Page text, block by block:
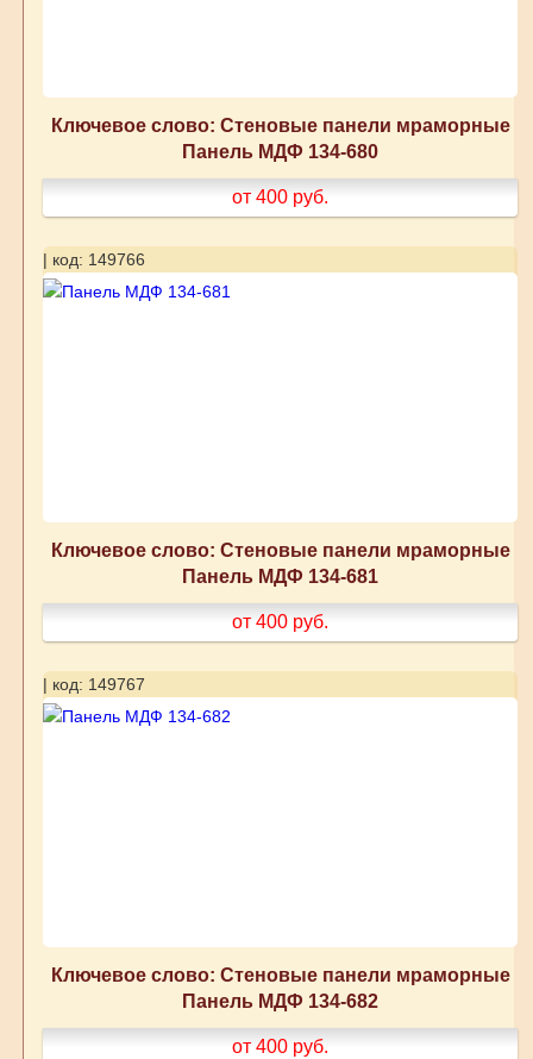
Ключевое слово: Стеновые панели мраморные
Панель МДФ 134-680
от 400 руб.
| код: 149766
Ключевое слово: Стеновые панели мраморные
Панель МДФ 134-681
от 400 руб.
| код: 149767
Ключевое слово: Стеновые панели мраморные
Панель МДФ 134-682
от 400 руб.